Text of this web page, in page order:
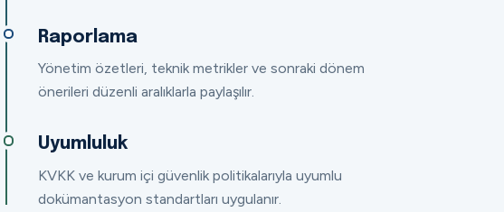
Raporlama
Yönetim özetleri, teknik metrikler ve sonraki dönem
önerileri düzenli aralıklarla paylaşılır.
Uyumluluk
KVKK ve kurum içi güvenlik politikalarıyla uyumlu
dokümantasyon standartları uygulanır.